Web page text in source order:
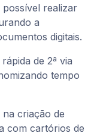
realizar
a
digitais.
de 2ª via
tempo
criação de
com cartórios de